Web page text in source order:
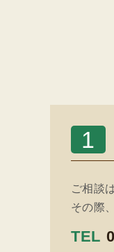
1
ご相談
その際
TEL